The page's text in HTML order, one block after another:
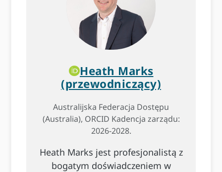
Heath Marks
(przewodniczący)
Australijska Federacja Dostępu
(Australia), ORCID Kadencja zarządu:
2026-2028.
Heath Marks jest profesjonalistą z
bogatym doświadczeniem w